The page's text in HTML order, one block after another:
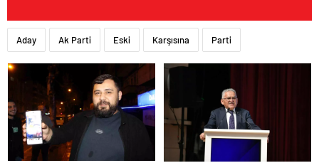
Aday Ak Parti Eski Karşısına Parti